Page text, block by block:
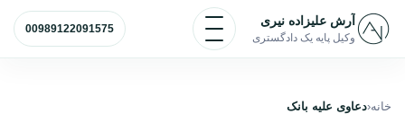
پرش به محتوا
آرش علیزاده نیری
وکیل پایه یک دادگستری
باز و بسته کردن منو
00989122091575
خانه دعاوی علیه بانک